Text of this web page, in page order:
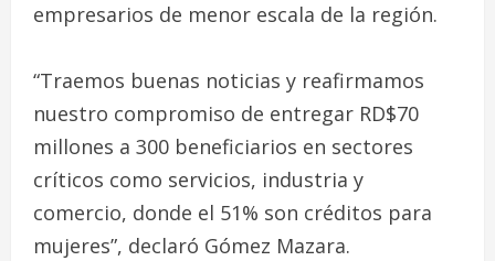
empresarios de menor escala de la región.
“Traemos buenas noticias y reafirmamos
nuestro compromiso de entregar RD$70
millones a 300 beneficiarios en sectores
críticos como servicios, industria y
comercio, donde el 51% son créditos para
mujeres”, declaró Gómez Mazara.